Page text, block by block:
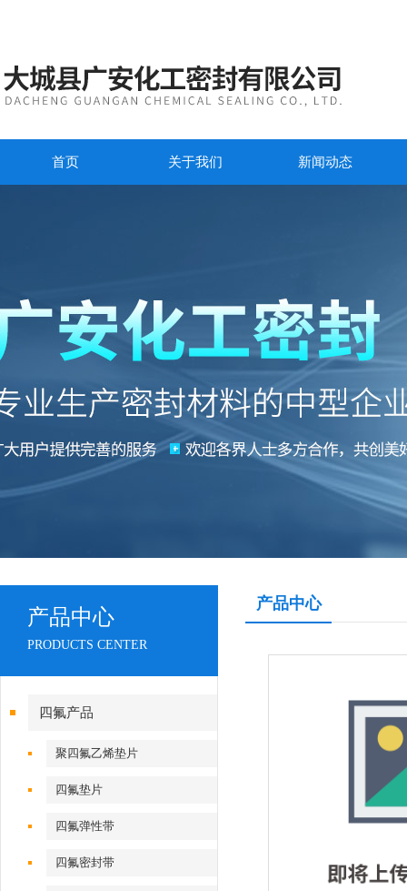
首页 关于我们 新闻动态
产品中心
PRODUCTS CENTER
四氟产品
聚四氟乙烯垫片
四氟垫片
四氟弹性带
四氟密封带
产品中心